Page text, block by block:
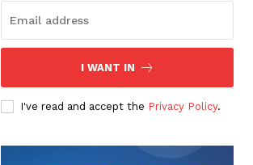
I WANT IN
I've read and accept the Privacy Policy.